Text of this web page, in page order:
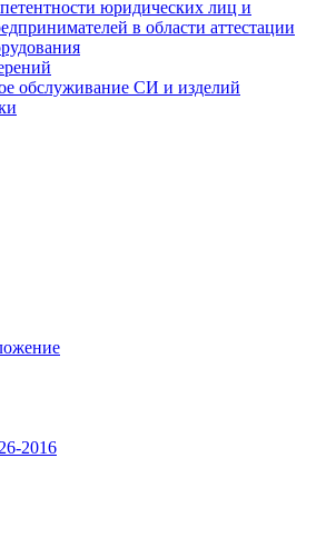
юридических лиц и
в области аттестации
обслуживание СИ и изделий
2016